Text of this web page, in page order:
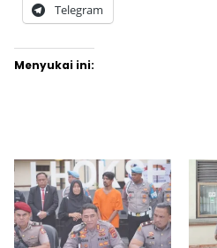
Telegram
Menyukai ini: